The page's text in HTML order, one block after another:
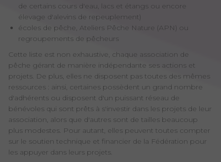
de certains cours d'eau, lacs et étangs ou encore
élevage d'alevins de repeuplement)
écoles de pêche, Ateliers Pêche Nature (APN) ou
regroupements de pêcheurs
Cette liste est non exhaustive, chaque association de
pêche gérant de manière indépendante ses actions et
projets. De plus, elles ne disposent pas toutes des mêmes
ressources : ainsi, certaines possèdent un grand nombre
d'adhérents ou disposent d'un puissant réseau de
bénévoles qui sont prêts à s'investir dans les projets de leur
association, alors que d'autres sont de tailles beaucoup
plus modestes. Pour autant, elles peuvent toutes compter
sur le soutien technique et financier de la Fédération pour
les appuyer dans leurs projets.